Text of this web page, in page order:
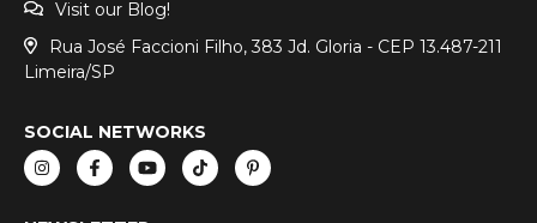
Visit our Blog!
Rua José Faccioni Filho, 383 Jd. Gloria - CEP 13.487-211
Limeira/SP
SOCIAL NETWORKS